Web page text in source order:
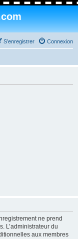
Connexion
S’enregistrer
ne prend
L’administrateur du
aux membres